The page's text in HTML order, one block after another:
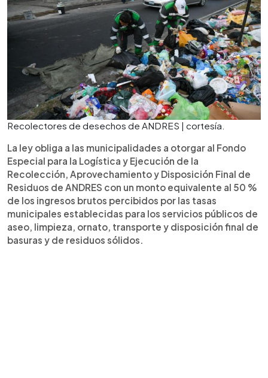
Recolectores de desechos de ANDRES | cortesía.
La ley obliga a las municipalidades a otorgar al Fondo
Especial para la Logística y Ejecución de la
Recolección, Aprovechamiento y Disposición Final de
Residuos de ANDRES con un monto equivalente al 50 %
de los ingresos brutos percibidos por las tasas
municipales establecidas para los servicios públicos de
aseo, limpieza, ornato, transporte y disposición final de
basuras y de residuos sólidos.